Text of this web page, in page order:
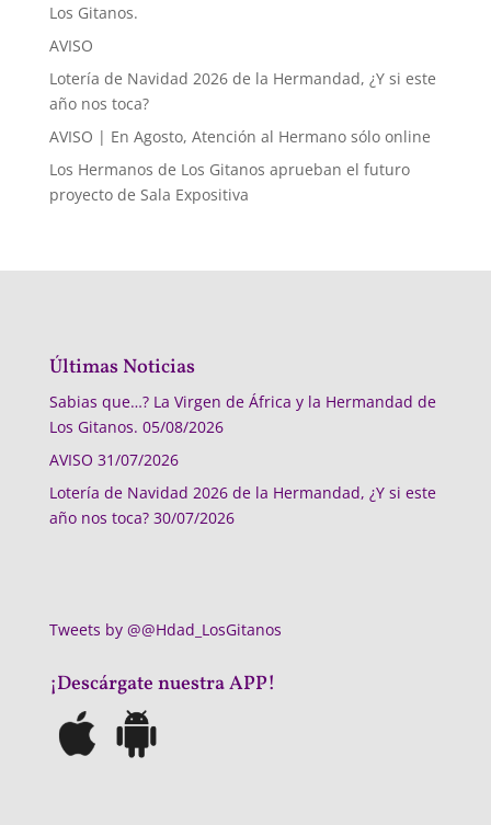
Los Gitanos.
AVISO
Lotería de Navidad 2026 de la Hermandad, ¿Y si este
año nos toca?
AVISO | En Agosto, Atención al Hermano sólo online
Los Hermanos de Los Gitanos aprueban el futuro
proyecto de Sala Expositiva
Últimas Noticias
Sabias que…? La Virgen de África y la Hermandad de
Los Gitanos. 05/08/2026
AVISO 31/07/2026
Lotería de Navidad 2026 de la Hermandad, ¿Y si este
año nos toca? 30/07/2026
Tweets by @@Hdad_LosGitanos
¡Descárgate nuestra APP!